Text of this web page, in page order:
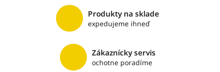
Produkty na sklade
expedujeme ihneď
Zákaznícky servis
ochotne poradíme